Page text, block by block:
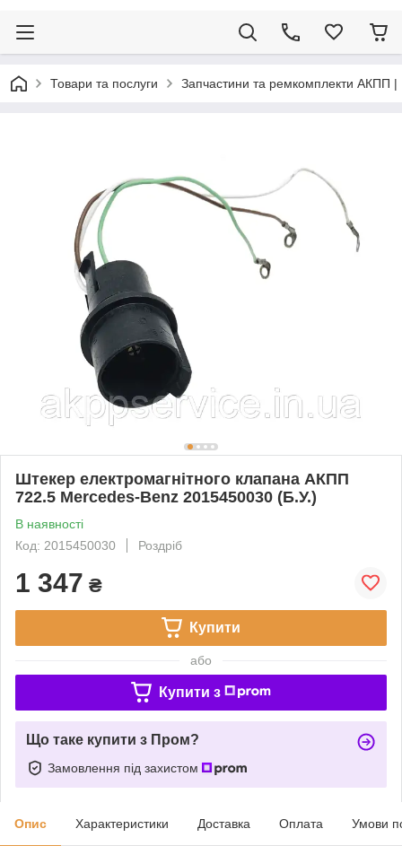
Товари та послуги Запчастини та ремкомплекти АКПП |
Штекер електромагнітного клапана АКПП
722.5 Mercedes-Benz 2015450030 (Б.У.)
В наявності
Код: 2015450030
Роздріб
1 347 ₴
Купити
або
Купити з
Що таке купити з Пром?
Замовлення під захистом
Опис Характеристики Доставка Оплата Умови